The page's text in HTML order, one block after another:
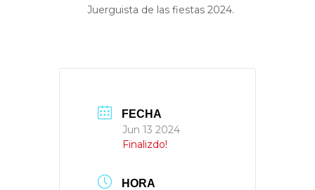
Juerguista de las fiestas 2024.
FECHA
Jun 13 2024
Finalizdo!
HORA